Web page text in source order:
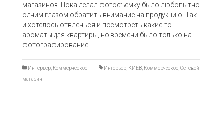
магазинов. Пока делал фотосъемку было любопытно
одним глазом обратить внимание на продукцию. Так
и хотелось отвлечься и посмотреть какие-то
ароматы для квартиры, но времени было только на
фотографирование.
Интерьер Коммерческое Интерьер КИЕВ Коммерческое Сетевой
магазин